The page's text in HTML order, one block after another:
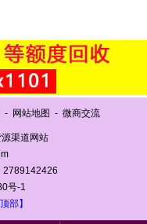
- 网站地图 - 微商交流
渠道网站
2789142426
号-1
部】